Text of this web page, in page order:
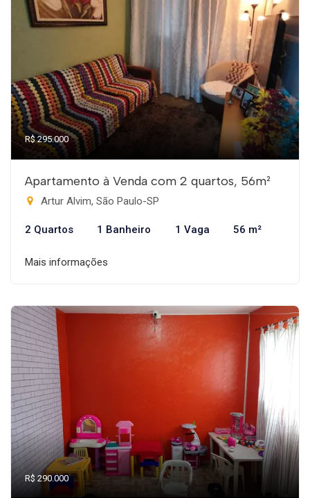
R$ 295.000
Apartamento à Venda com 2 quartos, 56m²
Artur Alvim, São Paulo-SP
2 Quartos 1 Banheiro 1 Vaga 56 m²
Mais informações
R$ 290.000